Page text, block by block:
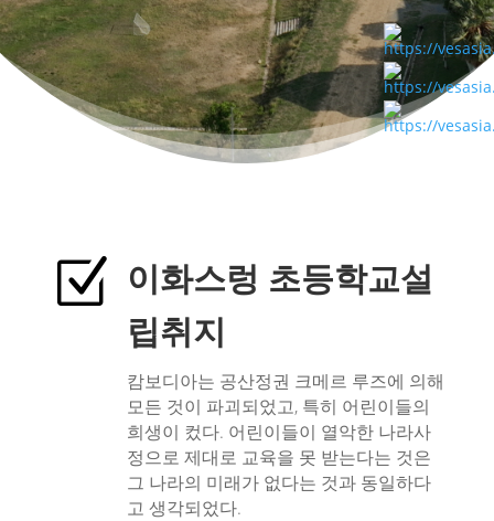
Z 이화스렁 초등학교설
립취지
캄보디아는 공산정권 크메르 루즈에 의해
모든 것이 파괴되었고, 특히 어린이들의
희생이 컸다. 어린이들이 열악한 나라사
정으로 제대로 교육을 못 받는다는 것은
그 나라의 미래가 없다는 것과 동일하다
고 생각되었다.